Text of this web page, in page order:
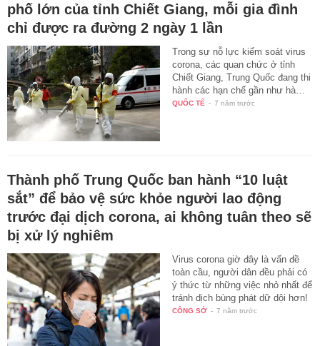
phố lớn của tỉnh Chiết Giang, mỗi gia đình
chỉ được ra đường 2 ngày 1 lần
Trong sự nỗ lực kiểm soát virus
corona, các quan chức ở tỉnh
Chiết Giang, Trung Quốc đang thi
hành các hạn chế gần như hà…
QUỐC TẾ - 7 năm trước
Thành phố Trung Quốc ban hành “10 luật
sắt” để bảo vệ sức khỏe người lao động
trước đại dịch corona, ai không tuân theo sẽ
bị xử lý nghiêm
Virus corona giờ đây là vấn đề
toàn cầu, người dân đều phải có
ý thức từ những việc nhỏ nhất để
tránh dịch bùng phát dữ dội hơn!
CÔNG SỞ - 7 năm trước